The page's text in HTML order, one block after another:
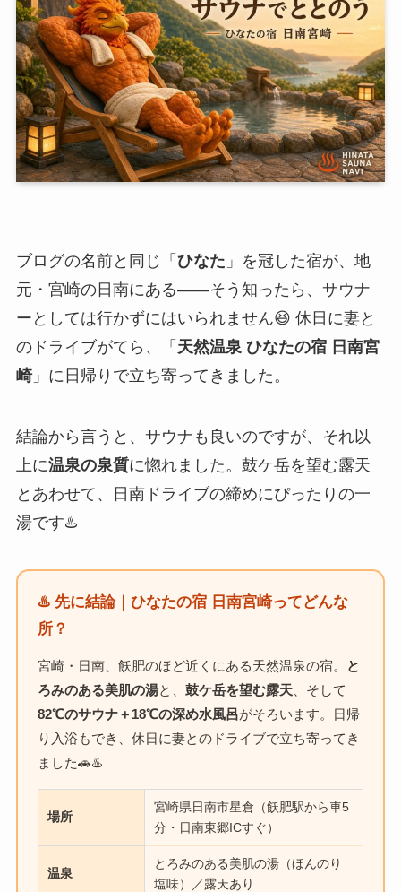
ブログの名前と同じ「 ひなた 」を冠した宿が、地
元・宮崎の日南にある——そう知ったら、サウナ
ーとしては行かずにはいられません😆 休日に妻と
のドライブがてら、「 天然温泉 ひなたの宿 日南宮
崎」に日帰りで立ち寄ってきました。
結論から言うと、サウナも良いのですが、それ以
上に温泉の泉質に惚れました。鼓ケ岳を望む露天
とあわせて、日南ドライブの締めにぴったりの一
湯です♨️
♨️ 先に結論｜ひなたの宿 日南宮崎ってどんな
所？
宮崎・日南、飫肥のほど近くにある天然温泉の宿。
と
ろみのある美肌の湯と、 鼓ケ岳を望む露天、そして
82℃のサウナ＋18℃の深め水風呂がそろいます。日帰
り入浴もでき、休日に妻とのドライブで立ち寄ってき
ました🚗♨️
場所
宮崎県日南市星倉（飫肥駅から車5
分・日南東郷ICすぐ）
温泉
とろみのある美肌の湯（ほんのり
塩味）／露天あり